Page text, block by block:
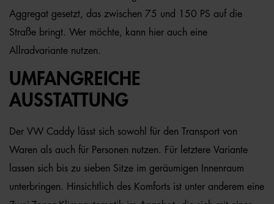
Aggregat gesetzt, das zwischen 75 und 150 PS auf die
Straße bringt. Wer möchte, kann hier auch eine
Allradvariante nutzen.
UMFANGREICHE
AUSSTATTUNG
Der VW Caddy lässt sich sowohl für den Transport von
Waren als auch für Personen nutzen. Für letztere Variante
lassen sich bis zu sieben Sitze im geräumigen Innenraum
unterbringen. Hinsichtlich des Komforts ist unter anderem eine